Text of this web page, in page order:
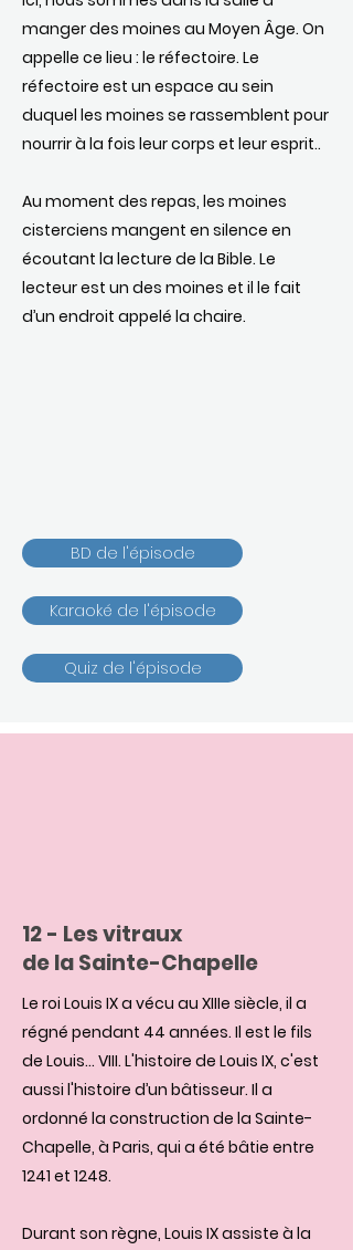
manger des moines au Moyen Âge. On
appelle ce lieu : le réfectoire. Le
réfectoire est un espace au sein
duquel les moines se rassemblent pour
nourrir à la fois leur corps et leur esprit..
Au moment des repas, les moines
cisterciens mangent en silence en
écoutant la lecture de la Bible. Le
lecteur est un des moines et il le fait
d’un endroit appelé la chaire.
BD de l'épisode
Karaoké de l'épisode
Quiz de l'épisode
12 - Les vitraux
de la Sainte-Chapelle
Le roi Louis IX a vécu au XIIIe siècle, il a
régné pendant 44 années. Il est le fils
de Louis... VIII. L'histoire de Louis IX, c'est
aussi l'histoire d’un bâtisseur. Il a
ordonné la construction de la Sainte-
Chapelle, à Paris, qui a été bâtie entre
1241 et 1248.
Durant son règne, Louis IX assiste à la